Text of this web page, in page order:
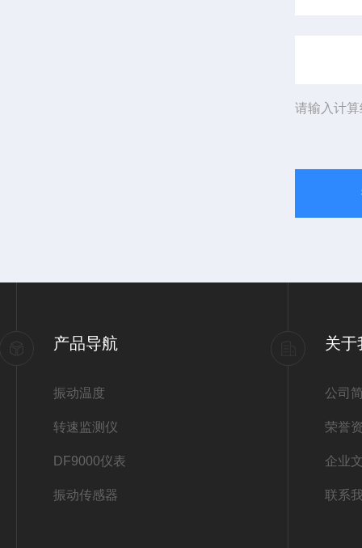
请输入计
产品导航
振动温度
转速监测仪
DF9000仪表
振动传感器
关于
公司
荣誉
企业
联系